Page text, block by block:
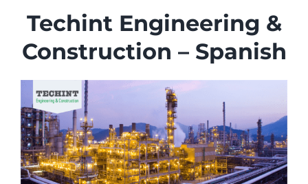
Industries
About
Articles
Support
Techint Engineering &
Construction – Spanish